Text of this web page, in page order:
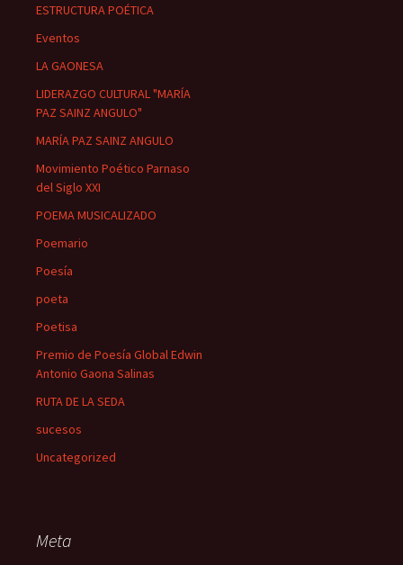
ESTRUCTURA POÉTICA
Eventos
LA GAONESA
LIDERAZGO CULTURAL "MARÍA
PAZ SAINZ ANGULO"
MARÍA PAZ SAINZ ANGULO
Movimiento Poético Parnaso
del Siglo XXI
POEMA MUSICALIZADO
Poemario
Poesía
poeta
Poetisa
Premio de Poesía Global Edwin
Antonio Gaona Salinas
RUTA DE LA SEDA
sucesos
Uncategorized
Meta